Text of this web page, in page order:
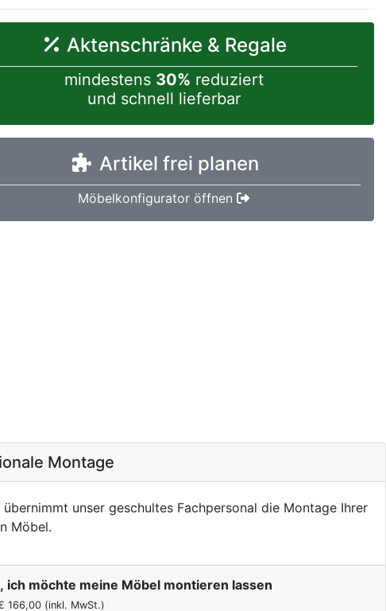
Aktenschränke & Regale
mindestens 30% reduziert
und schnell lieferbar
Artikel frei planen
Möbelkonfigurator öffnen
Montage
übernimmt unser geschultes Fachpersonal die Montage Ihrer
Möbel.
ich möchte meine Möbel montieren lassen
166,00 (inkl. MwSt.)